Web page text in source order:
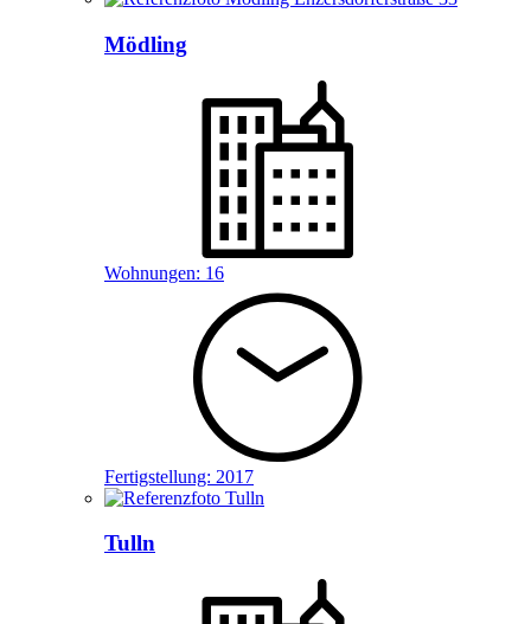
Mödling
Wohnungen: 16
Fertigstellung: 2017
Tulln